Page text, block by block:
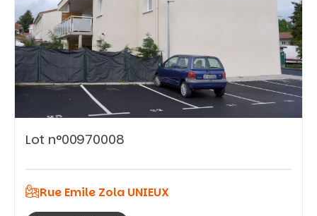
Vous recherchez&nbsp;:
Rechercher
Lot n°00970008
Rue Emile Zola UNIEUX